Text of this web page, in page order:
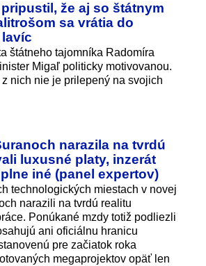
že aj so štátnym
sa vrátia do
štátneho tajomníka Radomíra
Migaľ politicky motivovanou.
nich nie je prilepený na svojich
narazila na tvrdú
luxusné platy, inzerát
iné (panel expertov)
technologických miestach v novej
narazili na tvrdú realitu
Ponúkané mzdy totiž podliezli
ani oficiálnu hranicu
pre začiatok roka
megaprojektov opäť len